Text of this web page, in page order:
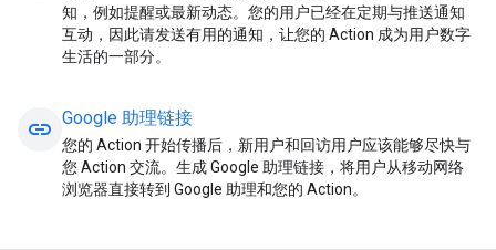
知，例如提醒或最新动态。您的用户已经在定期与推送通知
互动，因此请发送有用的通知，让您的 Action 成为用户数字
生活的一部分。
link Google 助理链接
您的 Action 开始传播后，新用户和回访用户应该能够尽快与
您 Action 交流。生成 Google 助理链接，将用户从移动网络
浏览器直接转到 Google 助理和您的 Action。